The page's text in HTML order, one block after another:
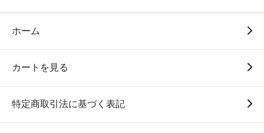
ホーム
カートを見る
特定商取引法に基づく表記